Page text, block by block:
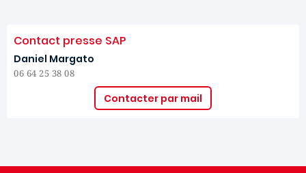
Contact presse SAP
Daniel Margato
06 64 25 38 08
Contacter par mail